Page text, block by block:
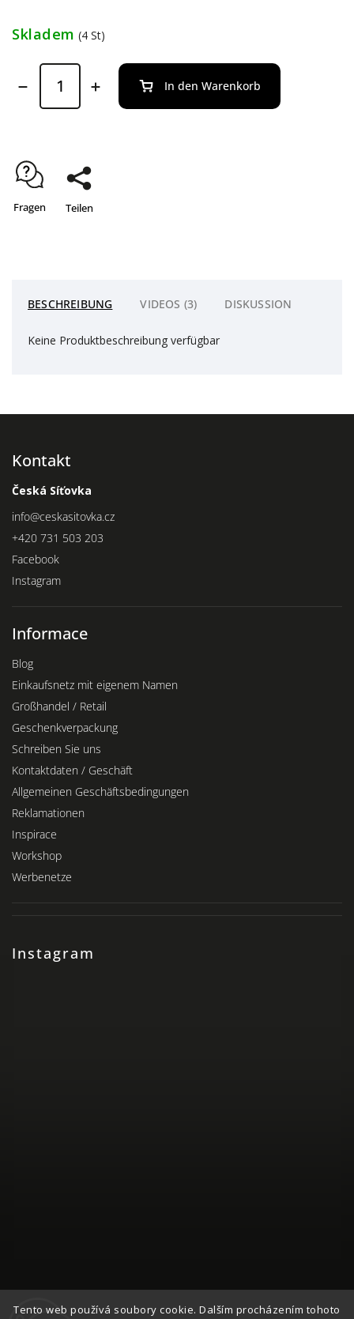
Tento web používá soubory cookie. Dalším procházením tohoto
Skladem (4 St)
In den Warenkorb
Fragen Teilen
BESCHREIBUNG VIDEOS (3) DISKUSSION
Keine Produktbeschreibung verfügbar
Kontakt
Česká Síťovka
info@ceskasitovka.cz
+420 731 503 203
Facebook
Instagram
Informace
Blog
Einkaufsnetz mit eigenem Namen
Großhandel / Retail
Geschenkverpackung
Schreiben Sie uns
Kontaktdaten / Geschäft
Allgemeinen Geschäftsbedingungen
Reklamationen
Inspirace
Workshop
Werbenetze
Instagram
Auf Instagram folgen